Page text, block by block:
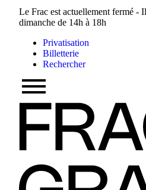
Le Frac est actuellement fermé -
dimanche de 14h à 18h
Privatisation
Billetterie
Rechercher